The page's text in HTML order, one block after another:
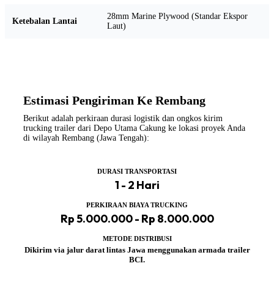
Ketebalan Lantai
28mm Marine Plywood (Standar Ekspor
Laut)
Estimasi Pengiriman Ke Rembang
Berikut adalah perkiraan durasi logistik dan ongkos kirim
trucking trailer dari Depo Utama Cakung ke lokasi proyek Anda
di wilayah Rembang (Jawa Tengah):
DURASI TRANSPORTASI
1 - 2 Hari
PERKIRAAN BIAYA TRUCKING
Rp 5.000.000 - Rp 8.000.000
METODE DISTRIBUSI
Dikirim via jalur darat lintas Jawa menggunakan armada trailer
BCI.